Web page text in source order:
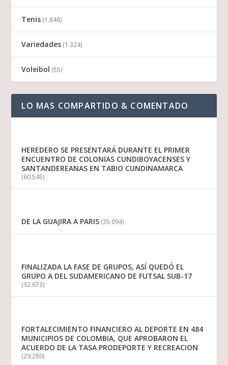
Tenis (1.848)
Variedades (1.324)
Voleibol (55)
LO MAS COMPARTIDO & COMENTADO
HEREDERO SE PRESENTARÁ DURANTE EL PRIMER
ENCUENTRO DE COLONIAS CUNDIBOYACENSES Y
SANTANDEREANAS EN TABIO CUNDINAMARCA
(60.545)
DE LA GUAJIRA A PARIS (35.094)
FINALIZADA LA FASE DE GRUPOS, ASÍ QUEDÓ EL
GRUPO A DEL SUDAMERICANO DE FUTSAL SUB-17
(32.673)
FORTALECIMIENTO FINANCIERO AL DEPORTE EN 484
MUNICIPIOS DE COLOMBIA, QUE APROBARON EL
ACUERDO DE LA TASA PRODEPORTE Y RECREACION
(29.280)